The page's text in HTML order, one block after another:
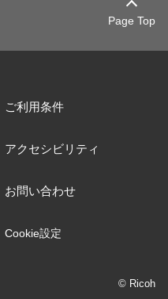
Page Top
ご利用条件
アクセシビリティ
お問い合わせ
Cookie設定
© Ricoh